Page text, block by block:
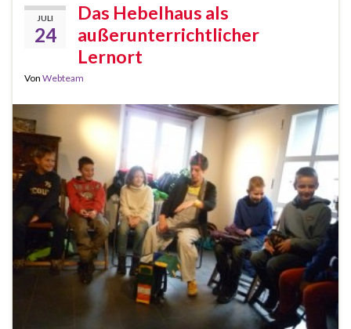
JULI
24
Das Hebelhaus als
außerunterrichtlicher
Lernort
Von Webteam